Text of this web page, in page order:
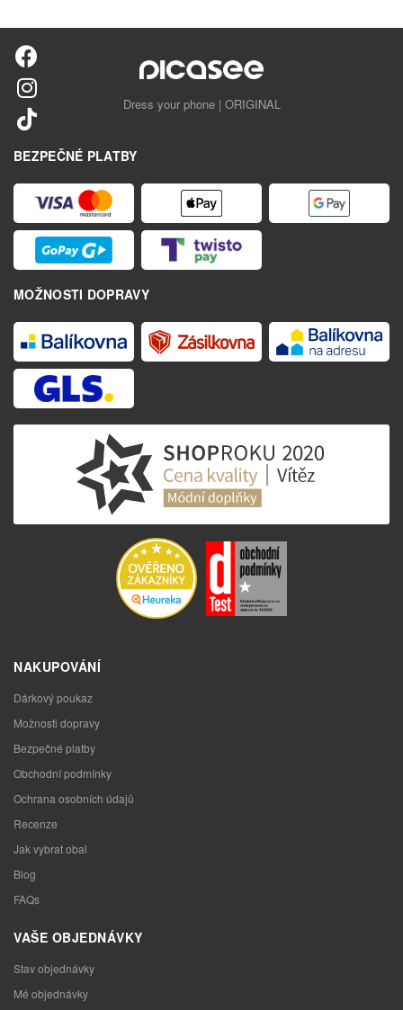
Dress your phone | ORIGINAL
BEZPEČNÉ PLATBY
MOŽNOSTI DOPRAVY
NAKUPOVÁNÍ
Dárkový poukaz
Možnosti dopravy
Bezpečné platby
Obchodní podmínky
Ochrana osobních údajů
Recenze
Jak vybrat obal
Blog
FAQs
VAŠE OBJEDNÁVKY
Stav objednávky
Mé objednávky